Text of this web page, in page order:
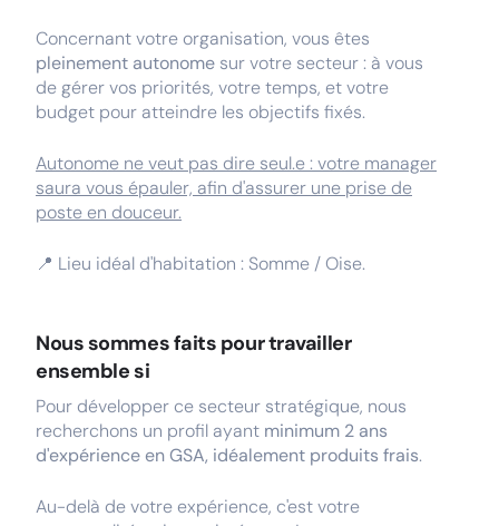
Concernant votre organisation, vous êtes
pleinement autonome sur votre secteur : à vous
de gérer vos priorités, votre temps, et votre
budget pour atteindre les objectifs fixés.
Autonome ne veut pas dire seul.e : votre manager
saura vous épauler, afin d'assurer une prise de
poste en douceur.
📍 Lieu idéal d'habitation : Somme / Oise.
Nous sommes faits pour travailler
ensemble si
Pour développer ce secteur stratégique, nous
recherchons un profil ayant minimum 2 ans
d'expérience en GSA, idéalement produits frais.
Au-delà de votre expérience, c'est votre